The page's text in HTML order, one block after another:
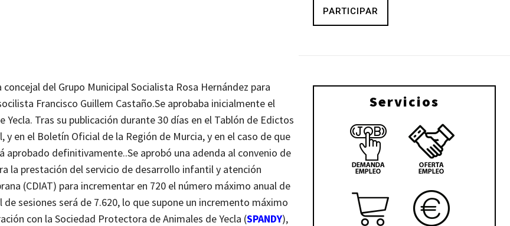
del Grupo Municipal Socialista Rosa Hernández para
Francisco Guillem Castaño.Se aprobaba inicialmente el
Tras su publicación durante 30 días en el Tablón de Edictos
en el Boletín Oficial de la Región de Murcia, y en el caso de que
aprobado definitivamente..Se aprobó una adenda al convenio de
la prestación del servicio de desarrollo infantil y atención
(CDIAT) para incrementar en 720 el número máximo anual de
sesiones será de 7.620, lo que supone un incremento máximo
con la Sociedad Protectora de Animales de Yecla (SPANDY),
PARTICIPAR
Servicios